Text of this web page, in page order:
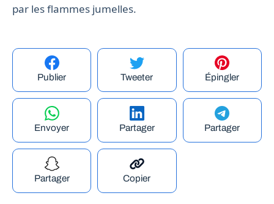
par les flammes jumelles.
Publier Tweeter Épingler
Envoyer Partager Partager
Partager Copier